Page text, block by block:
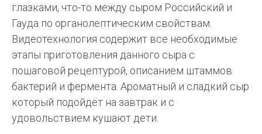
глазками, что-то между сыром Российский и
Гауда по органолептическим свойствам.
Видеотехнология содержит все необходимые
этапы приготовления данного сыра с
пошаговой рецептурой, описанием штаммов
бактерий и фермента. Ароматный и сладкий сыр
который подойдёт на завтрак и с
удовольствием кушают дети.